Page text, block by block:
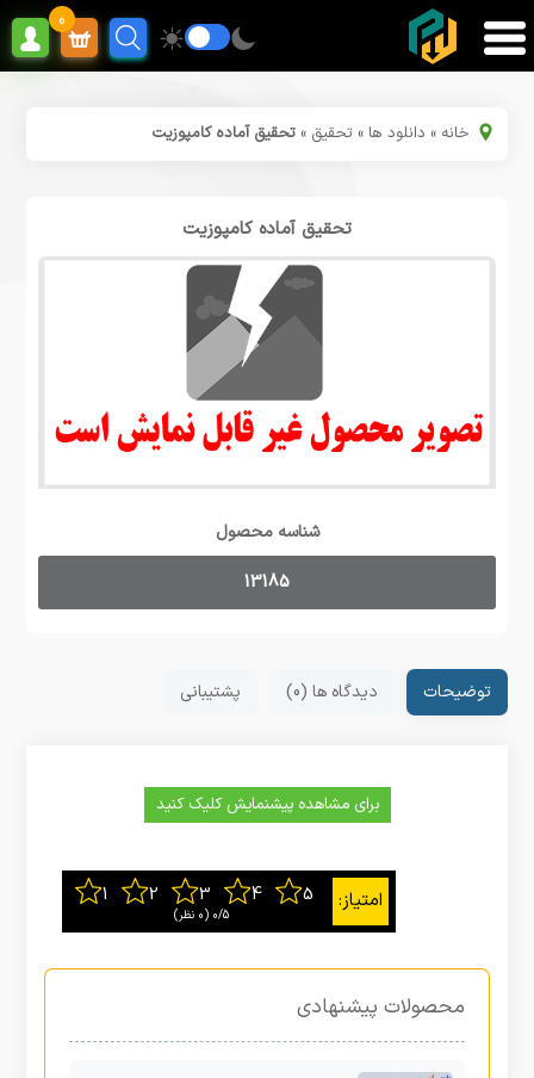
0
خانه » دانلود ها » تحقیق »تحقیق آماده کامپوزیت
تحقیق آماده کامپوزیت
شناسه محصول
13185
توضیحات دیدگاه ها (0) پشتیبانی
برای مشاهده پیشنمایش کلیک کنید
0/5 ‫(0 نظر)
محصولات پیشنهادی